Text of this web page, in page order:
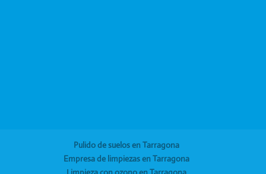
Pulido de suelos en Tarragona
Empresa de limpiezas en Tarragona